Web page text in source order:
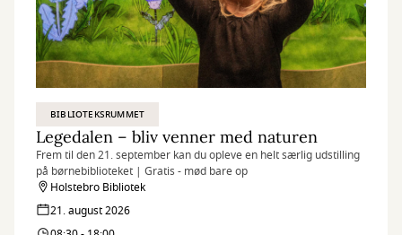
BIBLIOTEKSRUMMET
Legedalen – bliv venner med naturen
Frem til den 21. september kan du opleve en helt særlig udstilling
på børnebiblioteket | Gratis - mød bare op
Holstebro Bibliotek
21. august 2026